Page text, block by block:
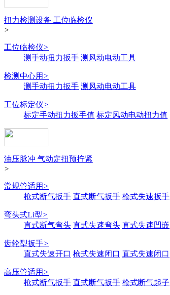
扭力检测设备 工位临检仪
>
工位临检仪>
测手动扭力扳手 测风动电动工具
检测中心用 >
测手动扭力扳手 测风动电动工具
工位标定仪>
标定手动扭力扳手值 标定风动电动扭力值
油压脉冲 气动定扭预拧紧
>
常规管适用 >
枪式断气扳手 直式断气扳手 枪式失速扳手
弯头式Li型>
直式断气弯头 直式失速弯头 直式失速凹嵌
齿轮型扳手>
直式失速开口 枪式失速闭口 直式失速闭口
高压管适用 >
枪式断气扳手 直式断气扳手 枪式断气起子